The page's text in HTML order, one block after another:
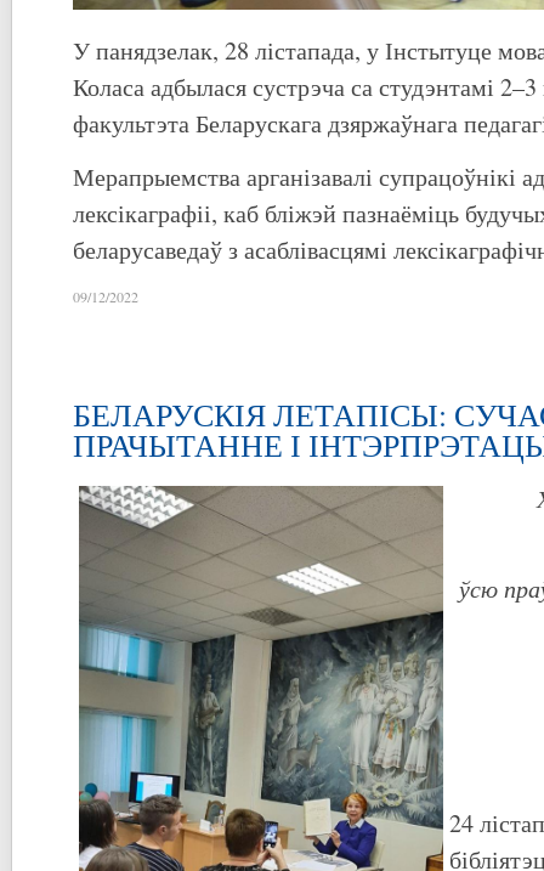
У панядзелак, 28 лістапада, у Інстытуце
Коласа адбылася сустрэча са студэнтамі 2–3
факультэта Беларускага дзяржаўнага
Мерапрыемства арганізавалі супрацоўнікі
лексікаграфіі, каб бліжэй пазнаёміць
беларусаведаў з асаблівасцямі
09/12/2022
БЕЛАРУСКІЯ ЛЕТАПІСЫ:
ПРАЧЫТАННЕ І
ўсю
24